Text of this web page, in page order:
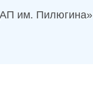
им. Пилюгина»